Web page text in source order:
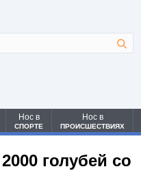
Нос в
СПОРТЕ
Нос в
ПРОИСШЕСТВИЯХ
голубей со